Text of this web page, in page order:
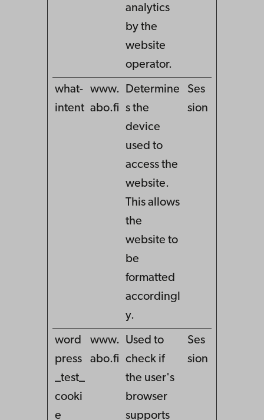
analytics
by the
website
operator.
what-
intent
www.
abo.fi
Determine
s the
device
used to
access the
website.
This allows
the
website to
be
formatted
accordingl
y.
Ses
sion
word
press
_test_
cooki
e
www.
abo.fi
Used to
check if
the user's
browser
supports
Ses
sion